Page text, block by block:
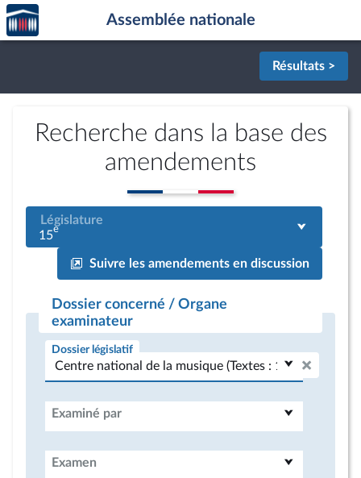
Aller au contenu
Aller en bas de la page
Accèder
à la
page
Assemblée nationale
Résultats >
Recherche dans la base des
amendements
Législature
15e
Suivre les amendements en discussion
Dossier concerné / Organe
examinateur
Dossier législatif
Examiné par
Examen